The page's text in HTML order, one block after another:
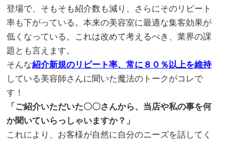
登場で、そもそも紹介数も減り、さらにそのリピート
率も下がっている。本来の美容室に最適な集客効果が
低くなっている。これは改めて考えるべき、業界の課
題とも言えます。
そんな紹介新規のリピート率、常に８０％以上を維持
している美容師さんに聞いた魔法のトークがコレで
す！
「ご紹介いただいた〇〇さんから、当店や私の事を何
か聞いていらっしゃいますか？」
これにより、お客様が自然に自分のニーズを話してく